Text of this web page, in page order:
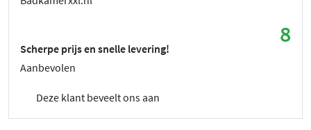
8
Scherpe prijs en snelle levering!
Aanbevolen
Deze klant beveelt ons aan